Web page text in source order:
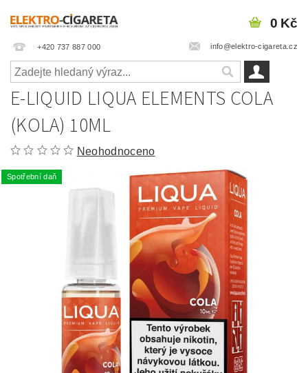
+420 737 887 000 info@elektro-cigareta.cz
0 Kč
E-LIQUID LIQUA ELEMENTS COLA
(KOLA) 10ML
Neohodnoceno
Spotřební daň